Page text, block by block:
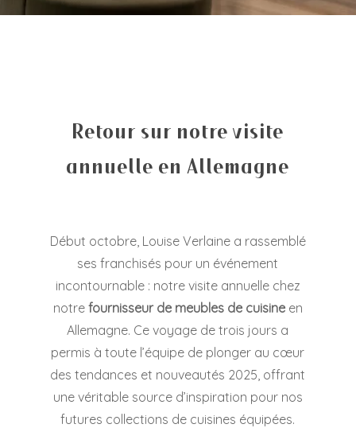
Retour sur notre visite
annuelle en Allemagne
Début octobre, Louise Verlaine a rassemblé
ses franchisés pour un événement
incontournable : notre visite annuelle chez
notre fournisseur de meubles de cuisineen
Allemagne. Ce voyage de trois jours a
permis à toute l’équipe de plonger au cœur
des tendances et nouveautés 2025, offrant
une véritable source d’inspiration pour nos
futures collections de cuisines équipées.